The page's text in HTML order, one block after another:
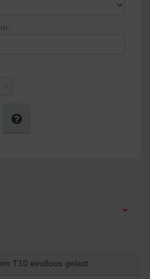
-
T10 eindloos gelast